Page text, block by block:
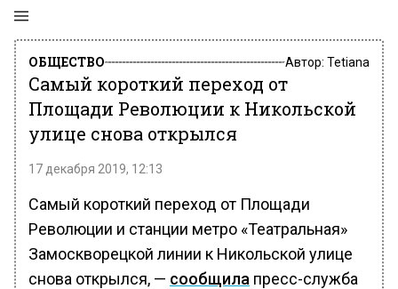
ОБЩЕСТВО Автор: Tetiana
Самый короткий переход от
Площади Революции к Никольской
улице снова открылся
17 декабря 2019, 12:13
Самый короткий переход от Площади
Революции и станции метро «Театральная»
Замоскворецкой линии к Никольской улице
снова открылся, — сообщила пресс-служба